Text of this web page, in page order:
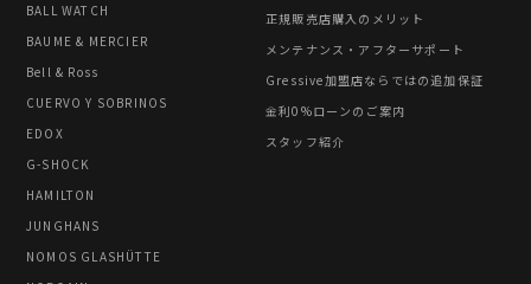
BALL WATCH
BAUME & MERCIER
Bell & Ross
CUERVO Y SOBRINOS
EDOX
G-SHOCK
HAMILTON
JUNGHANS
NOMOS GLASHÜTTE
正規販売店購入のメリット
メンテナンス・アフターサポート
Gressive加盟店ならではの追加保証
金利0%ローンのご案内
スタッフ紹介